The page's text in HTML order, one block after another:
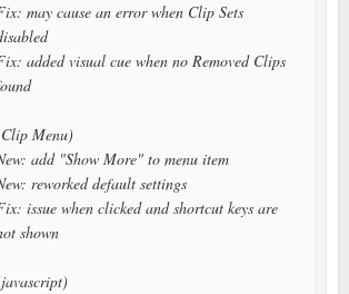
may cause an error when Clip Sets
added visual cue when no Removed Clips
Menu)
add "Show More" to menu item
reworked default settings
issue when clicked and shortcut keys are
shown